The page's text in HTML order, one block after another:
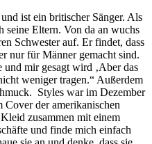
ist ein britischer Sänger. Als
seine Eltern. Von da an wuchs
Schwester auf. Er findet, dass
nur für Männer gemacht sind.
und mir gesagt wird ‚Aber das
weniger tragen.“ Außerdem
Styles war im Dezember
Cover der amerikanischen
zusammen mit einem
und finde mich einfach